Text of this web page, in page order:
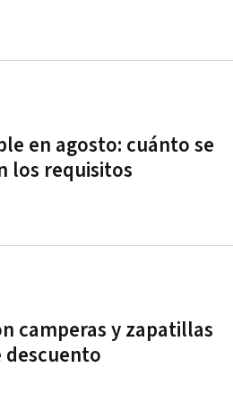
en agosto: cuánto se
los requisitos
camperas y zapatillas
descuento